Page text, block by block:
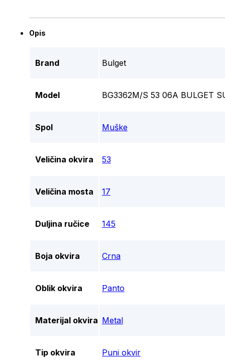
Opis
Brand Bulget
Model BG3362M/S 53 06A BULGET
Spol Muške
Veličina okvira 53
Veličina mosta 17
Duljina ručice 145
Boja okvira Crna
Oblik okvira Panto
Materijal okvira Metal
Tip okvira Puni okvir